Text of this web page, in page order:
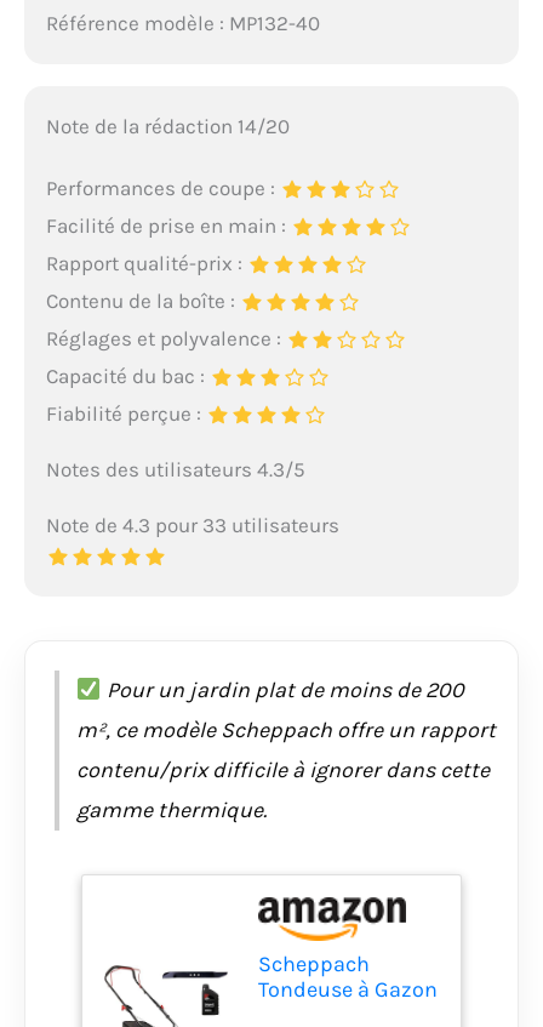
Référence modèle : MP132-40
Note de la rédaction 14/20
Performances de coupe :
Facilité de prise en main :
Rapport qualité-prix :
Contenu de la boîte :
Réglages et polyvalence :
Capacité du bac :
Fiabilité perçue :
Notes des utilisateurs 4.3/5
Note de 4.3 pour 33 utilisateurs
Pour un jardin plat de moins de 200
m², ce modèle Scheppach offre un rapport
contenu/prix difficile à ignorer dans cette
gamme thermique.
Scheppach
Tondeuse à Gazon